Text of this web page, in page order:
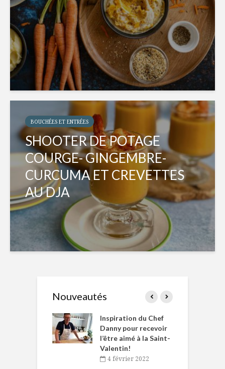
BOUCHÉES ET ENTRÉES
SHOOTER DE POTAGE
COURGE- GINGEMBRE-
CURCUMA ET CREVETTES
AU DJA
Nouveautés
Inspiration du Chef
Danny pour recevoir
l’être aimé à la Saint-
Valentin!
4 février 2022